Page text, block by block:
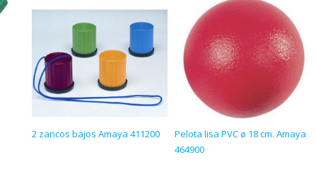
2 zancos bajos Amaya 411200
Pelota lisa PVC ø 18 cm. Amaya
464900